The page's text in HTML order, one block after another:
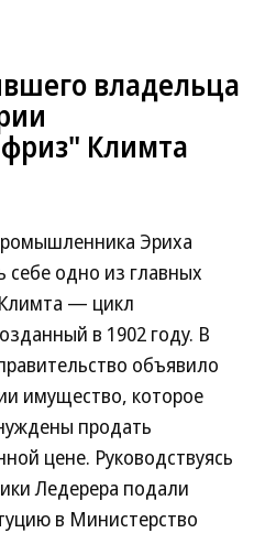
владельца
Климта
Эриха
себе одно из главных
— цикл
в 1902 году. В
объявило
имущество, которое
продать
цене. Руководствуясь
Ледерера подали
в Министерство